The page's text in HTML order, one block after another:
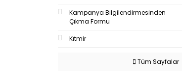
Kampanya Bilgilendirmesinden
Çıkma Formu
Kıtmir
Tüm Sayfalar